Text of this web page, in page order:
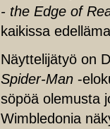
- the Edge of
kaikissa
Näyttelijätyö on
Spider-Man -
söpöä olemusta
Wimbledonia